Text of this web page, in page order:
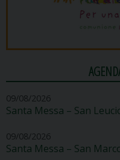
09/08/2026
Santa Messa – San
09/08/2026
Santa Messa – San